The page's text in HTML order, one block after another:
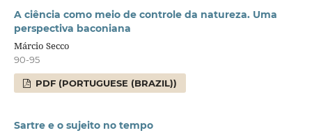
A ciência como meio de controle da natureza. Uma
perspectiva baconiana
Márcio Secco
90-95
PDF (PORTUGUESE (BRAZIL))
Sartre e o sujeito no tempo